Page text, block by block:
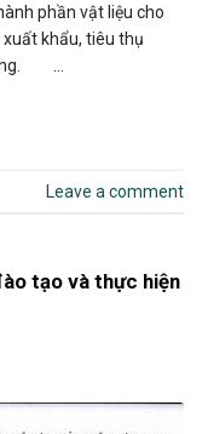
phần vật liệu cho
khẩu, tiêu thụ
…
Leave a comment
tạo và thực hiện